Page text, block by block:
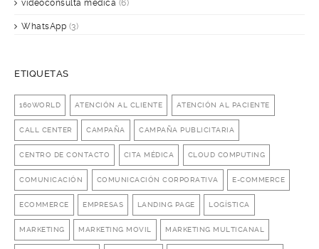
videoconsulta médica (6)
WhatsApp (3)
ETIQUETAS
160WORLD ATENCIÓN AL CLIENTE ATENCIÓN AL PACIENTE
CALL CENTER CAMPAÑA CAMPAÑA PUBLICITARIA
CENTRO DE CONTACTO CITA MÉDICA CLOUD COMPUTING
COMUNICACIÓN COMUNICACIÓN CORPORATIVA E-COMMERCE
ECOMMERCE EMPRESAS LANDING PAGE LOGÍSTICA
MARKETING MARKETING MOVIL MARKETING MULTICANAL